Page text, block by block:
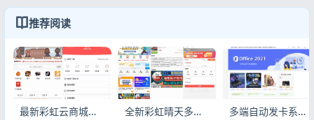
推荐阅读
最新彩虹云商城系统源码自助下单免授权无后门完整版下载 全新彩虹晴天多功能系统源码 知识付费虚拟商城全套源码稳定可用 多端自动发卡系统源码 免签支付售卡平台Thinkphp+VUW+NUXT